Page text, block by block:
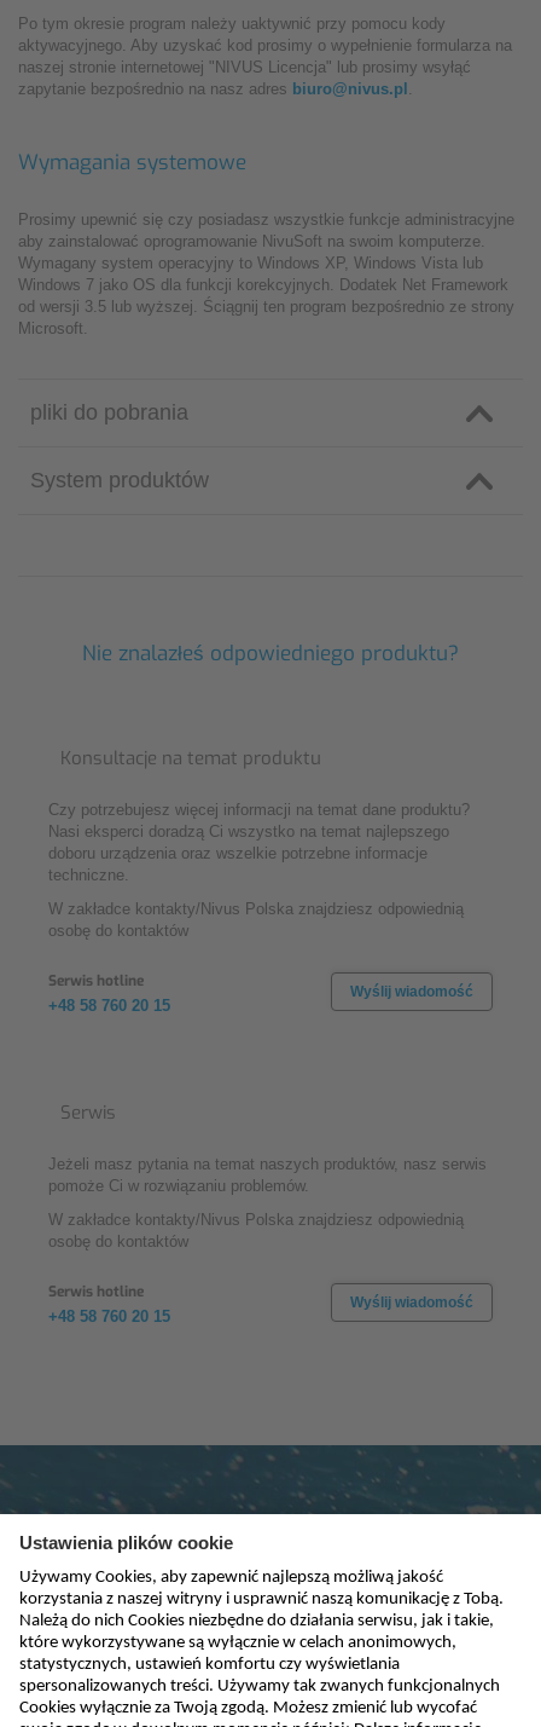
Po tym okresie program należy uaktywnić przy pomocu kody
aktywacyjnego. Aby uzyskać kod prosimy o wypełnienie formularza na
naszej stronie internetowej "NIVUS Licencja" lub prosimy wsyłąć
zapytanie bezpośrednio na nasz adres biuro@nivus.pl .
Wymagania systemowe
Prosimy upewnić się czy posiadasz wszystkie funkcje administracyjne
aby zainstalować oprogramowanie NivuSoft na swoim komputerze.
Wymagany system operacyjny to Windows XP, Windows Vista lub
Windows 7 jako OS dla funkcji korekcyjnych. Dodatek Net Framework
od wersji 3.5 lub wyższej. Ściągnij ten program bezpośrednio ze strony
Microsoft.
pliki do pobrania
System produktów
Nie znalazłeś odpowiedniego produktu?
Konsultacje na temat produktu
Czy potrzebujesz więcej informacji na temat dane produktu?
Nasi eksperci doradzą Ci wszystko na temat najlepszego
doboru urządzenia oraz wszelkie potrzebne informacje
techniczne.
W zakładce kontakty/Nivus Polska znajdziesz odpowiednią
osobę do kontaktów
Serwis hotline
+48 58 760 20 15
Wyślij wiadomość
Serwis
Jeżeli masz pytania na temat naszych produktów, nasz serwis
pomoże Ci w rozwiązaniu problemów.
W zakładce kontakty/Nivus Polska znajdziesz odpowiednią
osobę do kontaktów
Serwis hotline
+48 58 760 20 15
Wyślij wiadomość
Subskrybuj newsletter